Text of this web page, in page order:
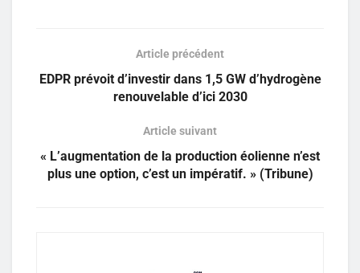
Article précédent
EDPR prévoit d’investir dans 1,5 GW d’hydrogène
renouvelable d’ici 2030
Article suivant
« L’augmentation de la production éolienne n’est
plus une option, c’est un impératif. » (Tribune)